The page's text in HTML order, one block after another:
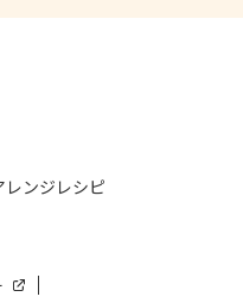
レンジレシピ